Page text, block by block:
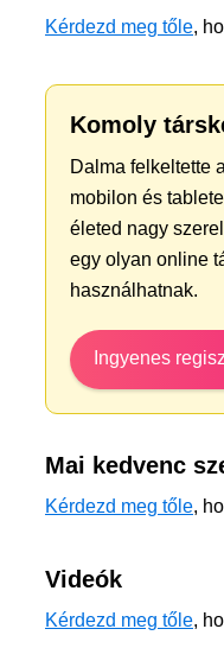
Kérdezd meg tőle,
Komoly
Dalma felkeltette
mobilon és
életed nagy
egy olyan online
használhatnak.
Ingyenes
Mai kedvenc
Kérdezd meg tőle,
Videók
Kérdezd meg tőle,